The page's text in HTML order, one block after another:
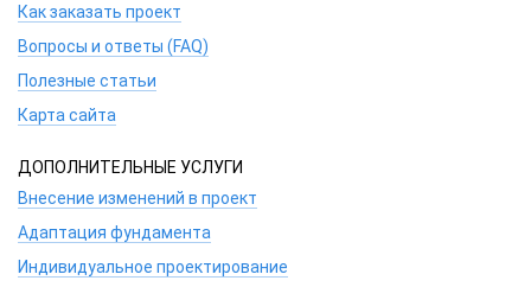
Как заказать проект
Вопросы и ответы (FAQ)
Полезные статьи
Карта сайта
ДОПОЛНИТЕЛЬНЫЕ УСЛУГИ
Внесение изменений в проект
Адаптация фундамента
Индивидуальное проектирование